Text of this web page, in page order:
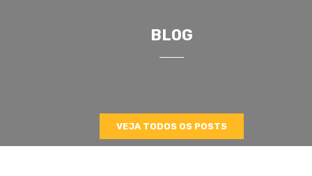
BLOG
VEJA TODOS OS POSTS